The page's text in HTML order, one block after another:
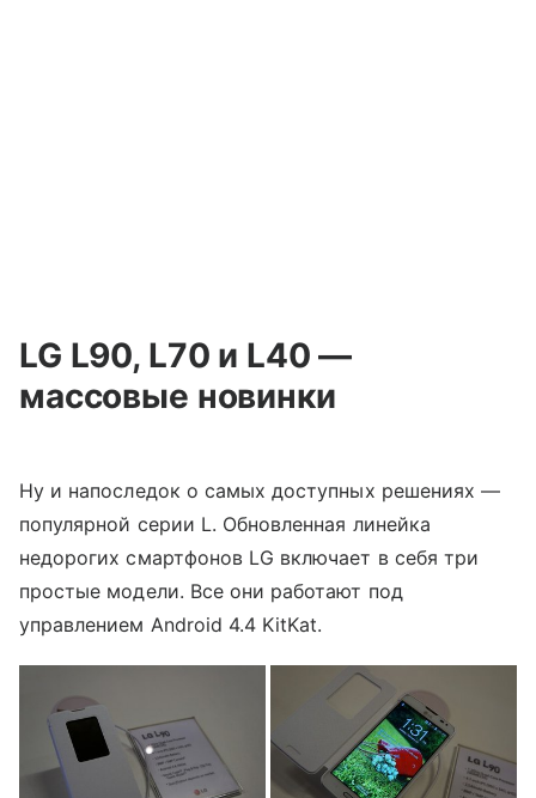
LG L90, L70 и L40 —
массовые новинки
Ну и напоследок о самых доступных решениях —
популярной серии L. Обновленная линейка
недорогих смартфонов LG включает в себя три
простые модели. Все они работают под
управлением Android 4.4 KitKat.